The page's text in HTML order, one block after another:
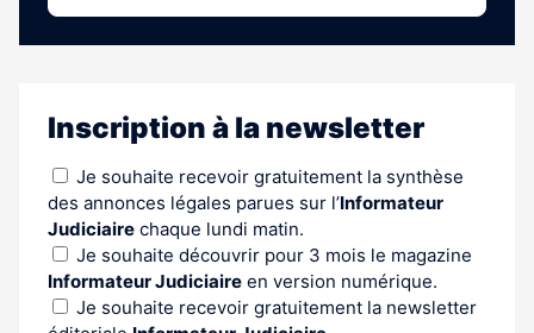
Inscription à la newsletter
Je souhaite recevoir gratuitement la synthèse
des annonces légales parues sur l’Informateur
Judiciaire chaque lundi matin.
Je souhaite découvrir pour 3 mois le magazine
Informateur Judiciaire en version numérique.
Je souhaite recevoir gratuitement la newsletter